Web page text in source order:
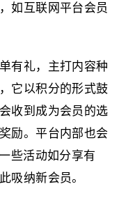
如互联网平台会员
有礼，主打内容种
它以积分的形式鼓
收到成为会员的选
励。平台内部也会
些活动如分享有
吸纳新会员。